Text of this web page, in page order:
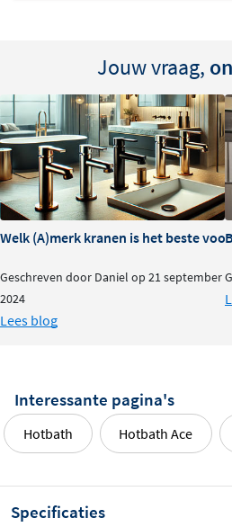
Jouw vraag,
Welk (A)merk kranen is het beste
Geschreven door Daniel op 21 september
2024
Lees blog
Interessante pagina's
Hotbath Hotbath Ace
Specificaties